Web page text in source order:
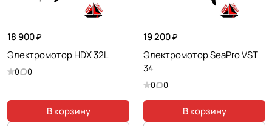
18 900 ₽
Электромотор HDX 32L
0 0
В корзину
19 200 ₽
Электромотор SeaPro VST
34
0 0
В корзину